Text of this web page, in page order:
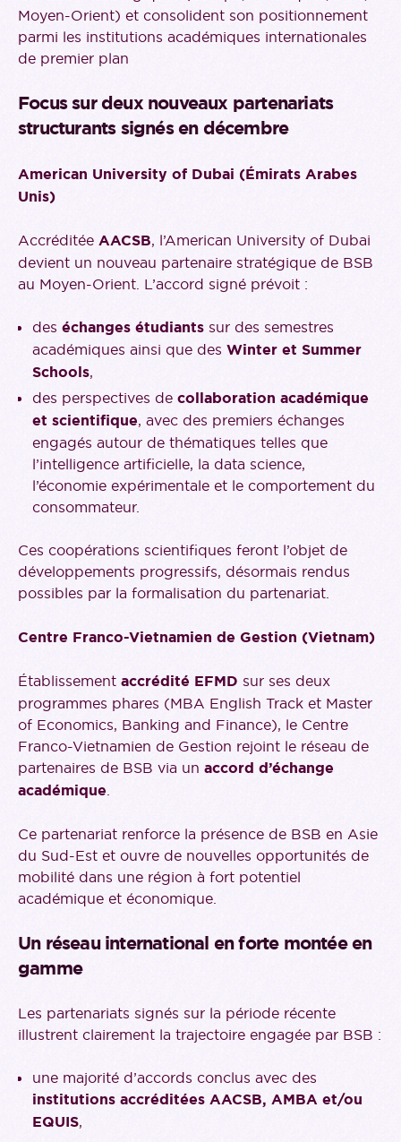
Moyen-Orient) et consolident son positionnement
parmi les institutions académiques internationales
de premier plan
Focus sur deux nouveaux partenariats
structurants signés en décembre
American University of Dubai (Émirats Arabes
Unis)
Accréditée AACSB, l’American University of Dubai
devient un nouveau partenaire stratégique de BSB
au Moyen-Orient. L’accord signé prévoit :
des échanges étudiants sur des semestres
académiques ainsi que des Winter et Summer
Schools,
des perspectives de collaboration académique
et scientifique, avec des premiers échanges
engagés autour de thématiques telles que
l’intelligence artificielle, la data science,
l’économie expérimentale et le comportement du
consommateur.
Ces coopérations scientifiques feront l’objet de
développements progressifs, désormais rendus
possibles par la formalisation du partenariat.
Centre Franco-Vietnamien de Gestion (Vietnam)
Établissement accrédité EFMD sur ses deux
programmes phares (MBA English Track et Master
of Economics, Banking and Finance), le Centre
Franco-Vietnamien de Gestion rejoint le réseau de
partenaires de BSB via un accord d’échange
académique
Ce partenariat renforce la présence de BSB en Asie
du Sud-Est et ouvre de nouvelles opportunités de
mobilité dans une région à fort potentiel
académique et économique.
Un réseau international en forte montée en
gamme
Les partenariats signés sur la période récente
illustrent clairement la trajectoire engagée par BSB :
une majorité d’accords conclus avec des
institutions accréditées AACSB, AMBA et/ou
EQUIS,